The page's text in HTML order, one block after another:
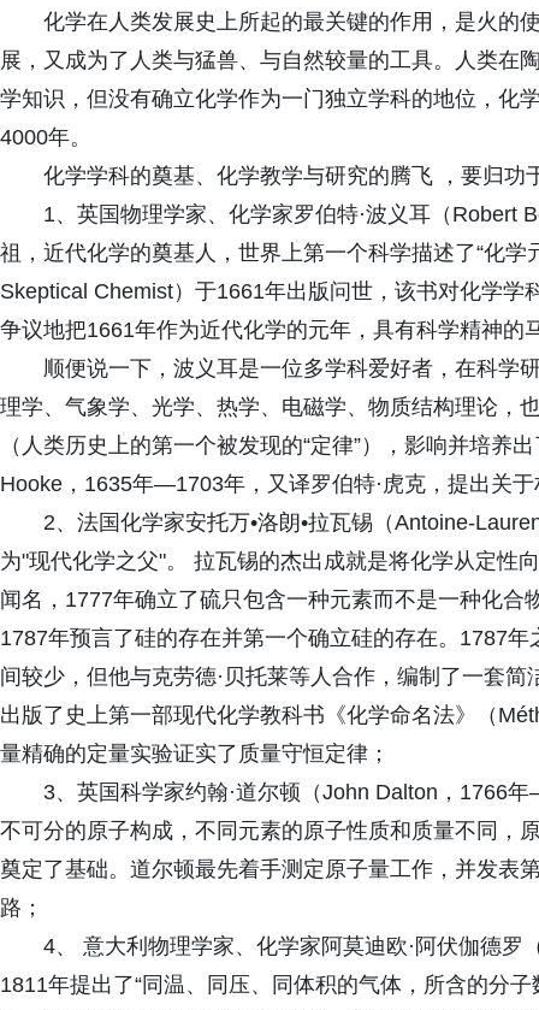
化学在人类发展史上所起的最关键的作用，是火的
展，又成为了人类与猛兽、与自然较量的工具。人类在
学知识，但没有确立化学作为一门独立学科的地位，化
4000年。
化学学科的奠基、化学教学与研究的腾飞 ，要归功
1、英国物理学家、化学家罗伯特·波义耳（
祖，近代化学的奠基人，世界上第一个科学描述了“化
Skeptical Chemist）于1661年出版问世，该书对化学
争议地把1661年作为近代化学的元年，具有科学精神的
顺便说一下，波义耳是一位多学科爱好者，在科学
理学、气象学、光学、热学、电磁学、物质结构理论，
（人类历史上的第一个被发现的“定律”），影响并培养
Hooke，1635年—1703年，又译罗伯特·虎克，提出关
2、法国化学家安托万•洛朗•拉瓦锡（Antoine-
为"现代化学之父"。 拉瓦锡的杰出成就是将化学从定性
闻名，1777年确立了硫只包含一种元素而不是一种化
1787年预言了硅的存在并第一个确立硅的存在。1787
间较少，但他与克劳德·贝托莱等人合作，编制了一套
出版了史上第一部现代化学教科书《化学命名法》（
量精确的定量实验证实了质量守恒定律；
3、英国科学家约翰·道尔顿（John Dalton，1766
不可分的原子构成，不同元素的原子性质和质量不同，
奠定了基础。道尔顿最先着手测定原子量工作，并发表
路；
4、 意大利物理学家、化学家阿莫迪欧·阿伏伽德
1811年提出了“同温、同压、同体积的气体，所含的分